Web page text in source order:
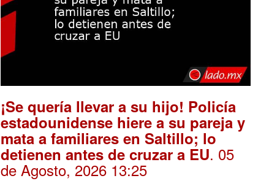
¡Se quería llevar a su hijo! Policía
estadounidense hiere a su pareja y
mata a familiares en Saltillo; lo
detienen antes de cruzar a EU. 05
de Agosto, 2026 13:25